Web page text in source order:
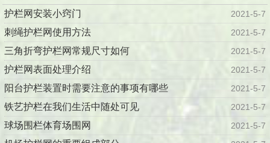
护栏网安装小窍门 2021-5-7
刺绳护栏网使用方法 2021-5-7
三角折弯护栏网常规尺寸如何 2021-5-7
护栏网表面处理介绍 2021-5-7
阳台护栏装置时需要注意的事项有哪些 2021-5-7
铁艺护栏在我们生活中随处可见 2021-5-7
球场围栏体育场围网 2021-5-7